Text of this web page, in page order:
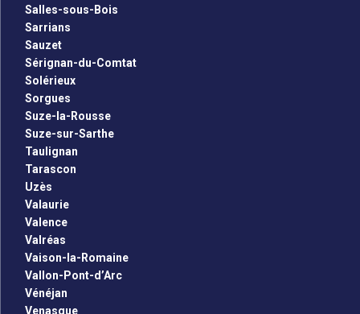
Salles-sous-Bois
Sarrians
Sauzet
Sérignan-du-Comtat
Solérieux
Sorgues
Suze-la-Rousse
Suze-sur-Sarthe
Taulignan
Tarascon
Uzès
Valaurie
Valence
Valréas
Vaison-la-Romaine
Vallon-Pont-d’Arc
Vénéjan
Venasque